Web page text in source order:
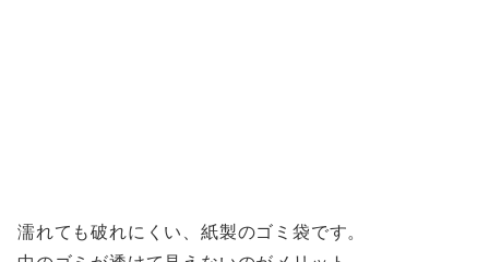
濡れても破れにくい、紙製のゴミ袋です。